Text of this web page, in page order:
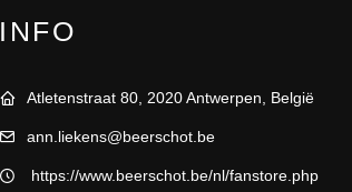
INFO
Atletenstraat 80, 2020 Antwerpen, België
ann.liekens@beerschot.be
https://www.beerschot.be/nl/fanstore.php